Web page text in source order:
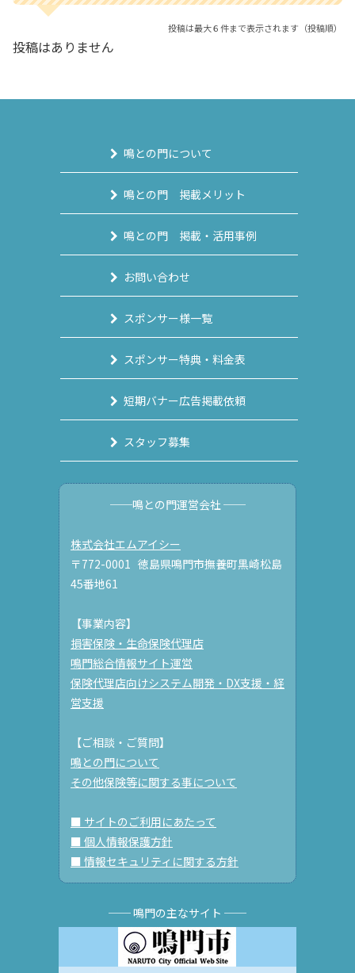
投稿は最大６件まで表示されます（投稿順）
投稿はありません
鳴との門について
鳴との門 掲載メリット
鳴との門 掲載・活用事例
お問い合わせ
スポンサー様一覧
スポンサー特典・料金表
短期バナー広告掲載依頼
スタッフ募集
──鳴との門運営会社 ──
株式会社エムアイシー
〒772-0001 徳島県鳴門市撫養町黒崎松島
45番地61
【事業内容】
損害保険・生命保険代理店
鳴門総合情報サイト運営
保険代理店向けシステム開発・DX支援・経
営支援
【ご相談・ご質問】
鳴との門について
その他保険等に関する事について
■ サイトのご利用にあたって
■ 個人情報保護方針
■ 情報セキュリティに関する方針
── 鳴門の主なサイト ──